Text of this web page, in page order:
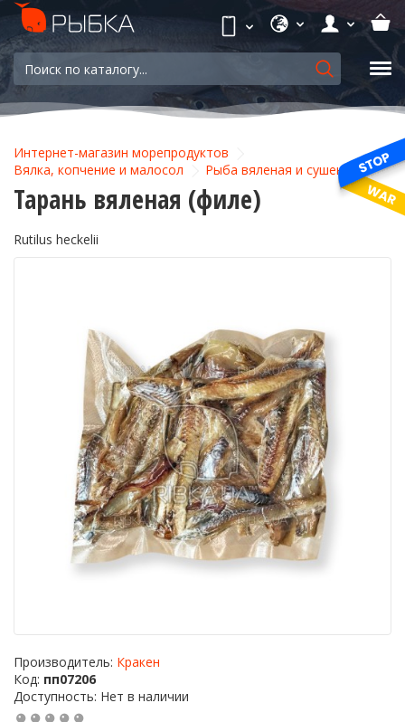
Интернет-магазин морепродуктов
Вялка, копчение и малосол
Рыба вяленая и сушеная
Тарань вяленая (филе)
Rutilus heckelii
Производитель: Кракен
Код: пп07206
Доступность: Нет в наличии